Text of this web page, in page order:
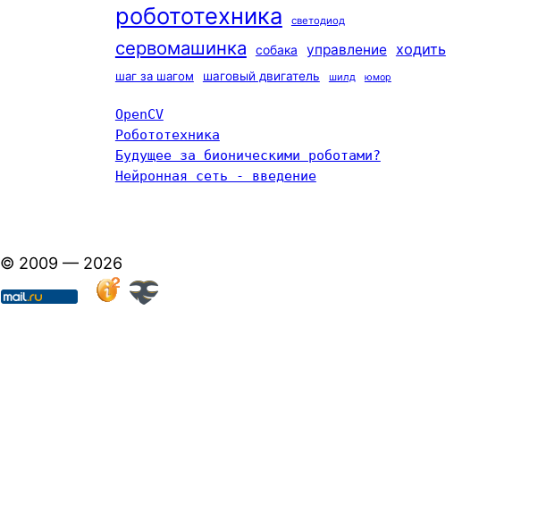
робототехника светодиод
сервомашинка собака управление ходить
шаг за шагом шаговый двигатель шилд юмор
OpenCV
Робототехника
Будущее за бионическими роботами?
Нейронная сеть - введение
© 2009 — 2026